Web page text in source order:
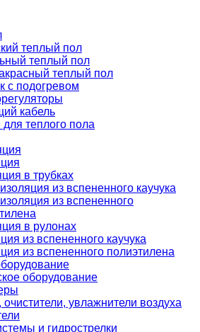
теплый пол
теплый пол
теплый пол
с подогревом
кабель
теплого пола
в трубках
из вспененного каучука
из вспененного
в рулонах
из вспененного каучука
из вспененного полиэтилена
оборудование
увлажнители воздуха
и гидрострелки